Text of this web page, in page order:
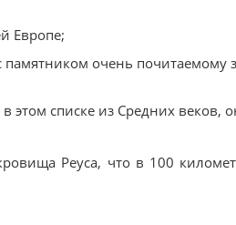
Европе;
очень почитаемому
этом списке из Средних веков,
Реуса, что в 100